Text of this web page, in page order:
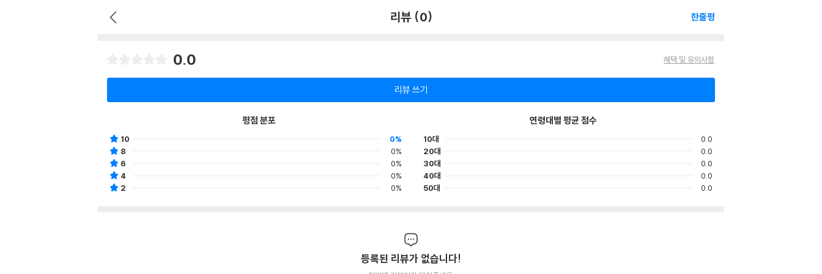
리뷰 (0) 한줄평
0.0 혜택 및 유의사항
리뷰 쓰기
평점 분포
10
0%
8
0%
6
0%
4
0%
2
0%
연령대별 평균 점수
10대
0.0
20대
0.0
30대
0.0
40대
0.0
50대
0.0
등록된 리뷰가 없습니다!